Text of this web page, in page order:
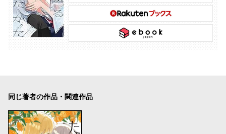
同じ著者の作品・関連作品